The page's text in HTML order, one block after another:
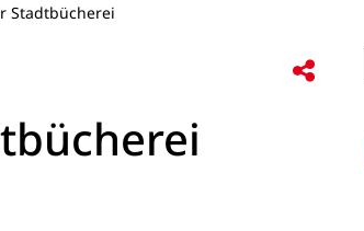
Stadtbücherei